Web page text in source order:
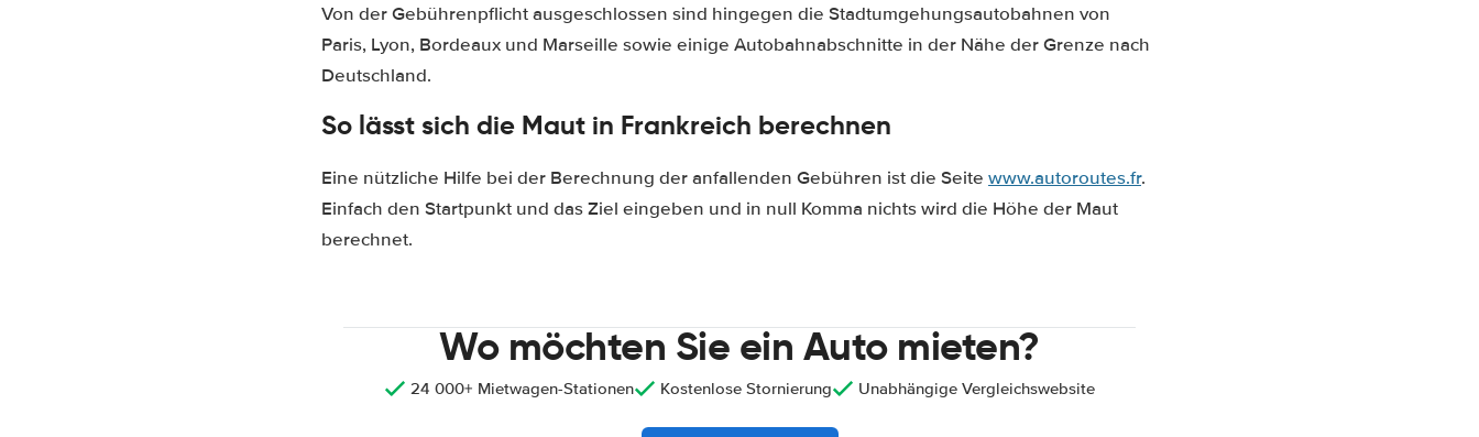
Von der Gebührenpflicht ausgeschlossen sind hingegen die Stadtumgehungsautobahnen von
Paris, Lyon, Bordeaux und Marseille sowie einige Autobahnabschnitte in der Nähe der Grenze nach
Deutschland.
So lässt sich die Maut in Frankreich berechnen
Eine nützliche Hilfe bei der Berechnung der anfallenden Gebühren ist die Seite www.autoroutes.fr.
Einfach den Startpunkt und das Ziel eingeben und in null Komma nichts wird die Höhe der Maut
berechnet.
Wo möchten Sie ein Auto mieten?
24 000+ Mietwagen-Stationen Kostenlose Stornierung Unabhängige Vergleichswebsite